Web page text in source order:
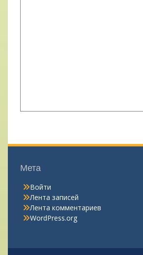
Мета
Войти
Лента записей
Лента комментариев
WordPress.org